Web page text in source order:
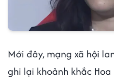
Mới đây, mạng xã hội
ghi lại khoảnh khắc Hoa